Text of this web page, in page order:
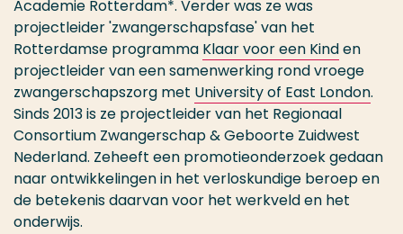
Academie Rotterdam*. Verder was ze was
projectleider 'zwangerschapsfase' van het
Rotterdamse programma Klaar voor een Kinden
projectleider van een samenwerking rond vroege
zwangerschapszorg met University of East London.
Sinds 2013 is ze projectleider van het Regionaal
Consortium Zwangerschap & Geboorte Zuidwest
Nederland. Zeheeft een promotieonderzoek gedaan
naar ontwikkelingen in het verloskundige beroep en
de betekenis daarvan voor het werkveld en het
onderwijs.